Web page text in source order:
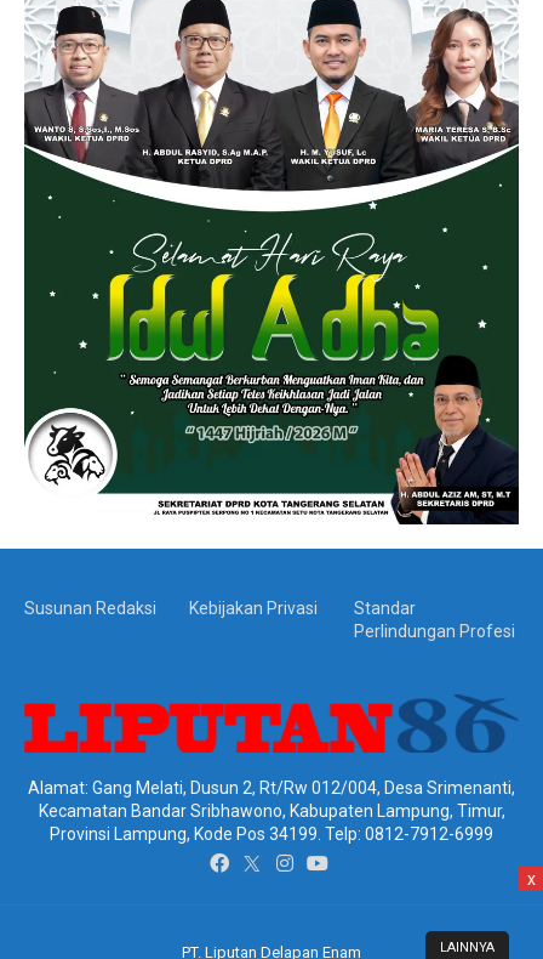
LAINNYA
Susunan Redaksi Kebijakan Privasi
Standar
Perlindungan Profesi
Alamat: Gang Melati, Dusun 2, Rt/Rw 012/004, Desa Srimenanti,
Kecamatan Bandar Sribhawono, Kabupaten Lampung, Timur,
Provinsi Lampung, Kode Pos 34199. Telp: 0812-7912-6999
PT. Liputan Delapan Enam
x